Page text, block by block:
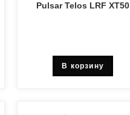
Pulsar Telos LRF XT50
В корзину